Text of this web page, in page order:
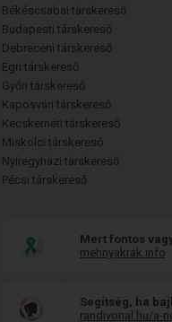
Békéscsabai társkereső
Budapesti társkereső
Debreceni társkereső
Egri társkereső
Győri társkereső
Kaposvári társkereső
Kecskeméti társkereső
Miskolci társkereső
Nyíregyházi társkereső
Pécsi társkereső
Mert fontos
mehnyakrak.info
Segítség, ha
randivonal.hu/a-